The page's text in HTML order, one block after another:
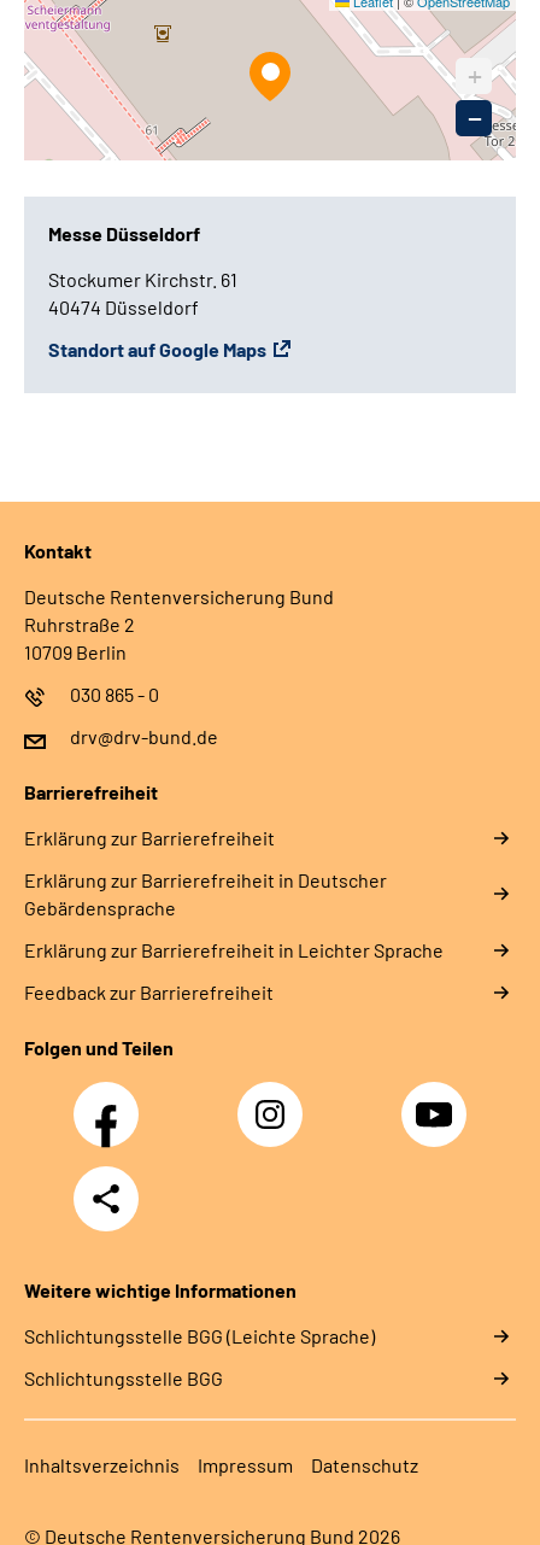
+
−
Messe Düsseldorf
Stockumer Kirchstr. 61
40474 Düsseldorf
Standort auf Google Maps
Kontakt
Deutsche Rentenversicherung Bund
Ruhrstraße 2
10709 Berlin
030 865 - 0
drv@drv-bund.de
Barrierefreiheit
Erklärung zur Barrierefreiheit
Erklärung zur Barrierefreiheit in Deutscher
Gebärdensprache
Erklärung zur Barrierefreiheit in Leichter Sprache
Feedback zur Barrierefreiheit
Folgen und Teilen
Facebook Instagram YouTube
Teilen
Weitere wichtige Informationen
Schlich­tungs­stel­le BGG (Leichte Sprache)
Schlich­tungs­stel­le BGG
Inhaltsverzeichnis Impressum Datenschutz
© Deutsche Rentenversicherung Bund 2026